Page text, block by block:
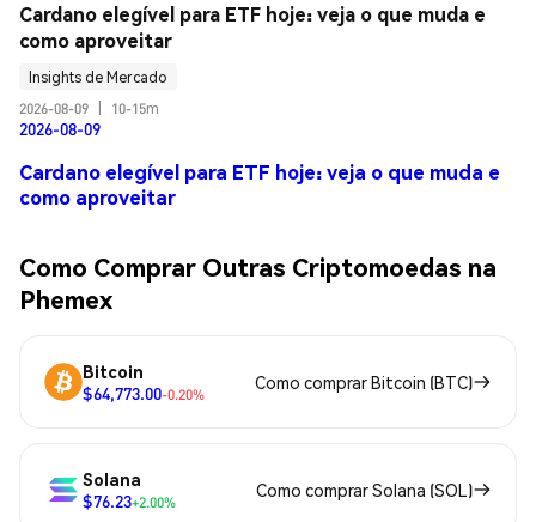
Cardano elegível para ETF hoje: veja o que muda e
como aproveitar
Insights de Mercado
2026-08-09
10-15m
2026-08-09
Cardano elegível para ETF hoje: veja o que muda e
como aproveitar
Como Comprar Outras Criptomoedas na
Phemex
Bitcoin
$64,773.00-0.20%
Como comprar Bitcoin (BTC)
Solana
$76.23+2.00%
Como comprar Solana (SOL)